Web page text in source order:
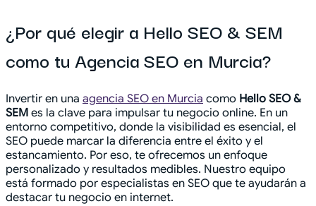
¿Por qué elegir a Hello SEO & SEM
como tu Agencia SEO en Murcia?
Invertir en una agencia SEO en Murcia como Hello SEO &
SEM es la clave para impulsar tu negocio online. En un
entorno competitivo, donde la visibilidad es esencial, el
SEO puede marcar la diferencia entre el éxito y el
estancamiento. Por eso, te ofrecemos un enfoque
personalizado y resultados medibles. Nuestro equipo
está formado por especialistas en SEO que te ayudarán a
destacar tu negocio en internet.